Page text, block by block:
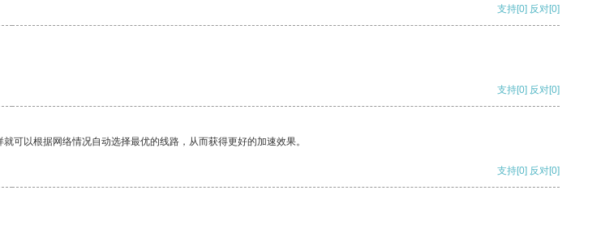
支持[0] 反对[0]
支持[0] 反对[0]
可以根据网络情况自动选择最优的线路，从而获得更好的加速效果。
支持[0] 反对[0]